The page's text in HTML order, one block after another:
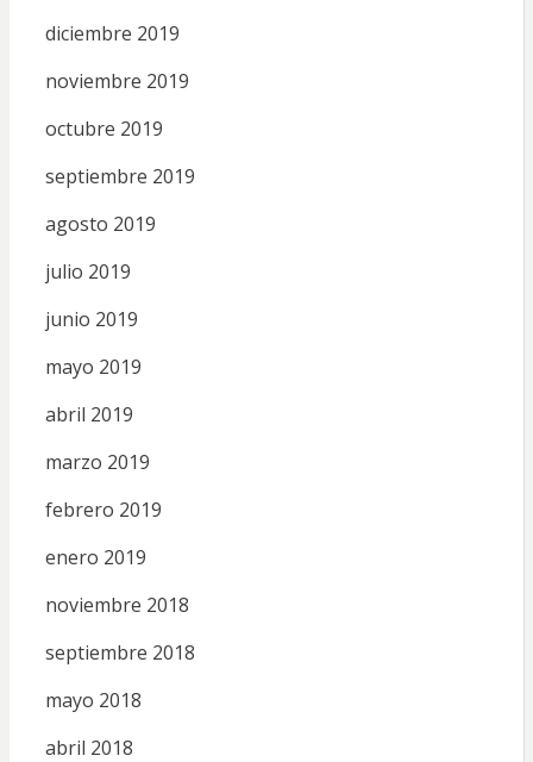
diciembre 2019
noviembre 2019
octubre 2019
septiembre 2019
agosto 2019
julio 2019
junio 2019
mayo 2019
abril 2019
marzo 2019
febrero 2019
enero 2019
noviembre 2018
septiembre 2018
mayo 2018
abril 2018